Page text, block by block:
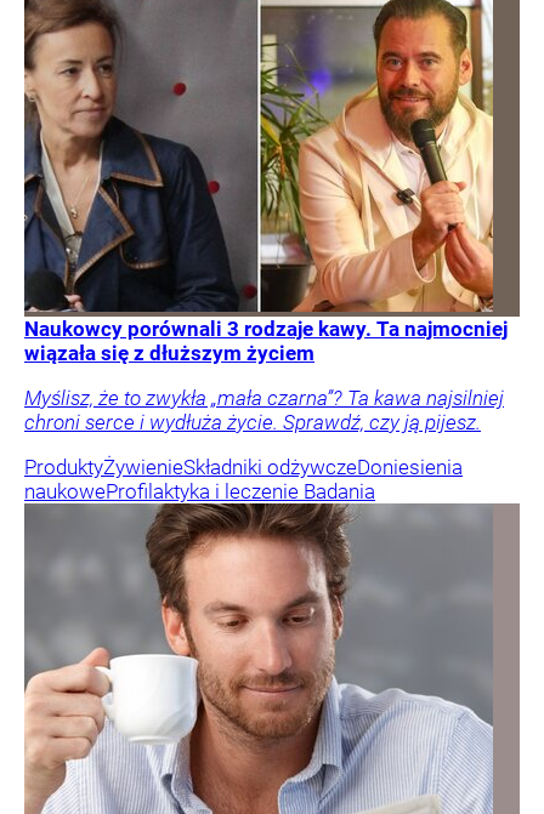
Naukowcy porównali 3 rodzaje kawy. Ta najmocniej
wiązała się z dłuższym życiem
Myślisz, że to zwykła „mała czarna”? Ta kawa najsilniej
chroni serce i wydłuża życie. Sprawdź, czy ją pijesz.
ProduktyŻywienieSkładniki odżywczeDoniesienia
naukoweProfilaktyka i leczenie Badania